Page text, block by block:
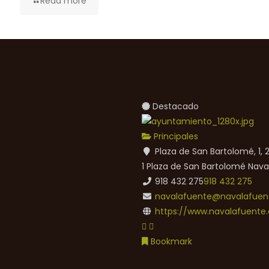
Destacado
Principales
Plaza de San Bartolomé,
1 Plaza de San Bartolomé
918 432 275918 432 275
https://
Bookmark